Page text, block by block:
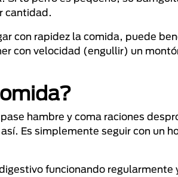
cantidad.
con rapidez la comida, puede
con velocidad (engullir) un
hambre y coma raciones
Es simplemente seguir con un
funcionando regularmente